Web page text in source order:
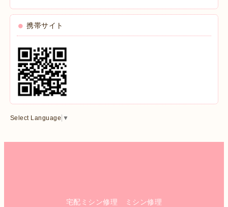
携帯サイト
Select Language ▼
宅配ミシン修理 ミシン修理